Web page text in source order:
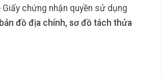
Giấy chứng nhận quyền sử dụng
đồ địa chính, sơ đồ tách thửa